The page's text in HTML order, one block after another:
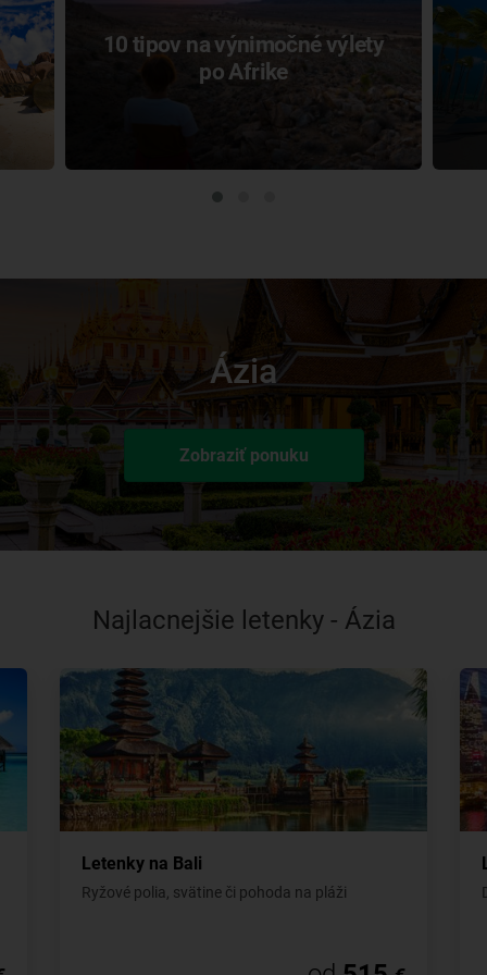
10 tipov na výnimočné výlety
po Afrike
Ázia
Zobraziť ponuku
Najlacnejšie letenky - Ázia
Letenky na Bali
Ryžové polia, svätine či pohoda na pláži